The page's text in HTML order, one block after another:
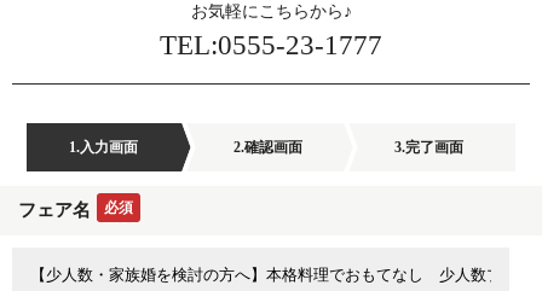
お気軽にこちらから♪
TEL:0555-23-1777
1.入力画面 2.確認画面 3.完了画面
フェア名 必須